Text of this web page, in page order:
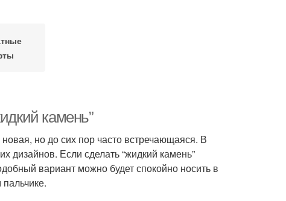
камень”
но до сих пор часто встречающаяся. В
дизайнов. Если сделать “жидкий камень”
вариант можно будет спокойно носить в